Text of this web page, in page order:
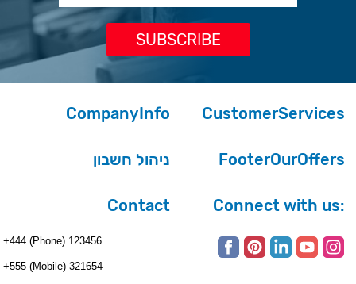
CompanyInfo CustomerServices
ניהול חשבון FooterOurOffers
Contact
+444 (Phone) 123456
+555 (Mobile) 321654
Connect with us: